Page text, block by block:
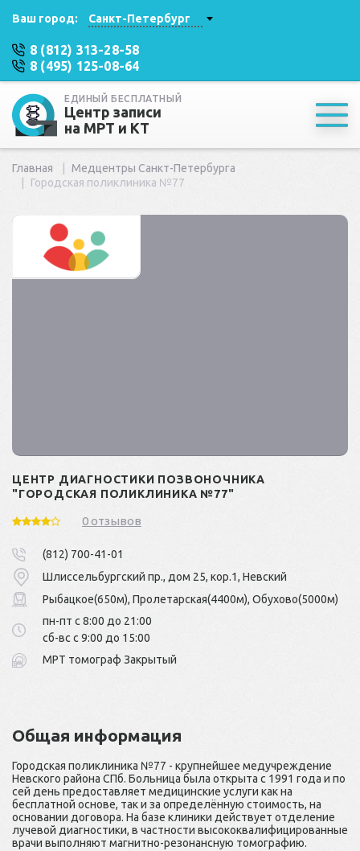
Ваш город: Санкт-Петербург
8 (812) 313-28-58
8 (495) 125-08-64
ЕДИНЫЙ БЕСПЛАТНЫЙ
Центр записи
на МРТ и КТ
Главная
Медцентры Санкт-Петербурга
Городская поликлиника №77
ЦЕНТР ДИАГНОСТИКИ ПОЗВОНОЧНИКА
"ГОРОДСКАЯ ПОЛИКЛИНИКА №77"
0 отзывов
(812) 700-41-01
Шлиссельбургский пр., дом 25, кор.1, Невский
Рыбацкое(650м), Пролетарская(4400м), Обухово(5000м)
пн-пт с 8:00 до 21:00
сб-вс с 9:00 до 15:00
МРТ томограф Закрытый
Общая информация
Городская поликлиника №77 - крупнейшее медучреждение
Невского района СПб. Больница была открыта с 1991 года и по
сей день предоставляет медицинские услуги как на
бесплатной основе, так и за определённую стоимость, на
основании договора. На базе клиники действует отделение
лучевой диагностики, в частности высококвалифицированные
врачи выполняют магнитно-резонансную томографию.